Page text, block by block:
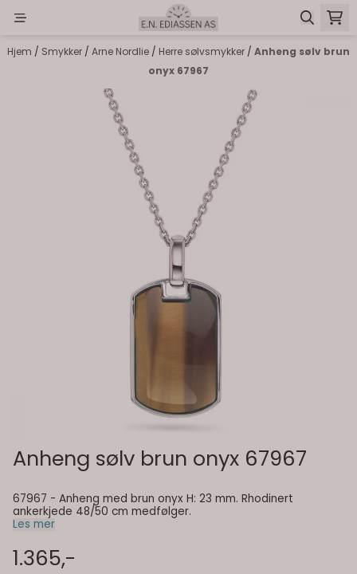
Hopp til innhold
Hjem / Smykker / Arne Nordlie / Herre sølvsmykker / Anheng sølv brun
onyx 67967
Anheng sølv brun onyx 67967
67967 - Anheng med brun onyx H: 23 mm. Rhodinert
ankerkjede 48/50 cm medfølger.
Les mer
1.365,-